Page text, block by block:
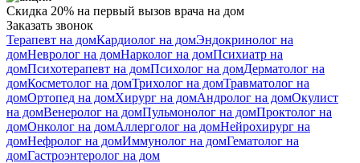
Скидка 20% на первый вызов врача на дом
Заказать звонок
Терапевт на домКардиолог на домЭндокринолог на
домНевролог на домНарколог на домПсихиатр на
домПсихотерапевт на домПсихолог на домДерматолог на
домКосметолог на домТрихолог на домТравматолог на
домОртопед на домХирург на домАндролог на домОкулист
на домВенеролог на домПульмонолог на домПроктолог на
домОнколог на домАллерголог на домНейрохирург на
домНефролог на домИммунолог на домГематолог на
домГастроэнтеролог на дом